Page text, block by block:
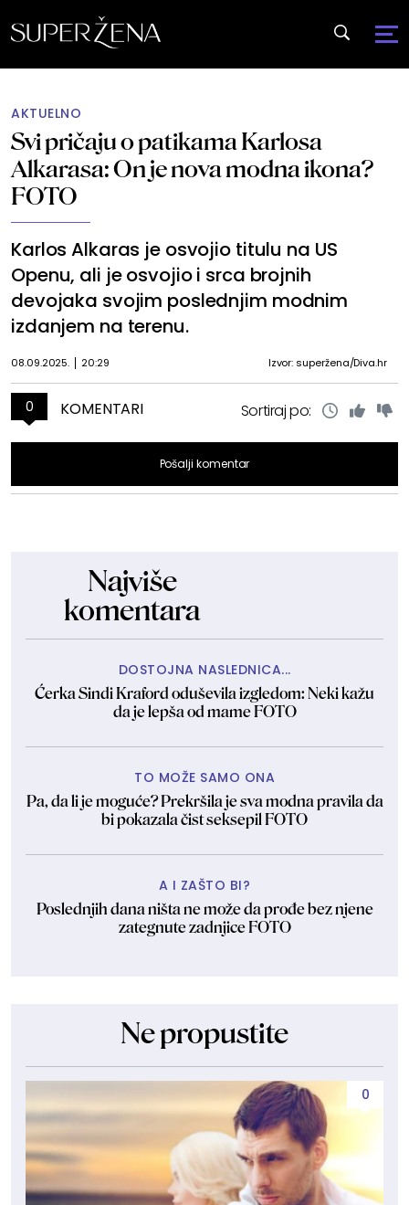
AKTUELNO
Svi pričaju o patikama Karlosa
Alkarasa: On je nova modna ikona?
FOTO
Karlos Alkaras je osvojio titulu na US
Openu, ali je osvojio i srca brojnih
devojaka svojim poslednjim modnim
izdanjem na terenu.
08.09.2025. 20:29 Izvor: superžena/Diva.hr
0 KOMENTARI Sortiraj po:
Pošalji komentar
Najviše
komentara
DOSTOJNA NASLEDNICA...
Ćerka Sindi Kraford oduševila izgledom: Neki kažu
da je lepša od mame FOTO
TO MOŽE SAMO ONA
Pa, da li je moguće? Prekršila je sva modna pravila da
bi pokazala čist seksepil FOTO
A I ZAŠTO BI?
Poslednjih dana ništa ne može da prođe bez njene
zategnute zadnjice FOTO
Ne propustite
0